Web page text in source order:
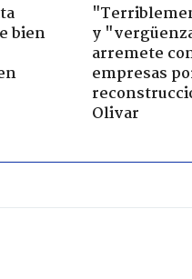
bien
y
arremete
empresas
Olivar